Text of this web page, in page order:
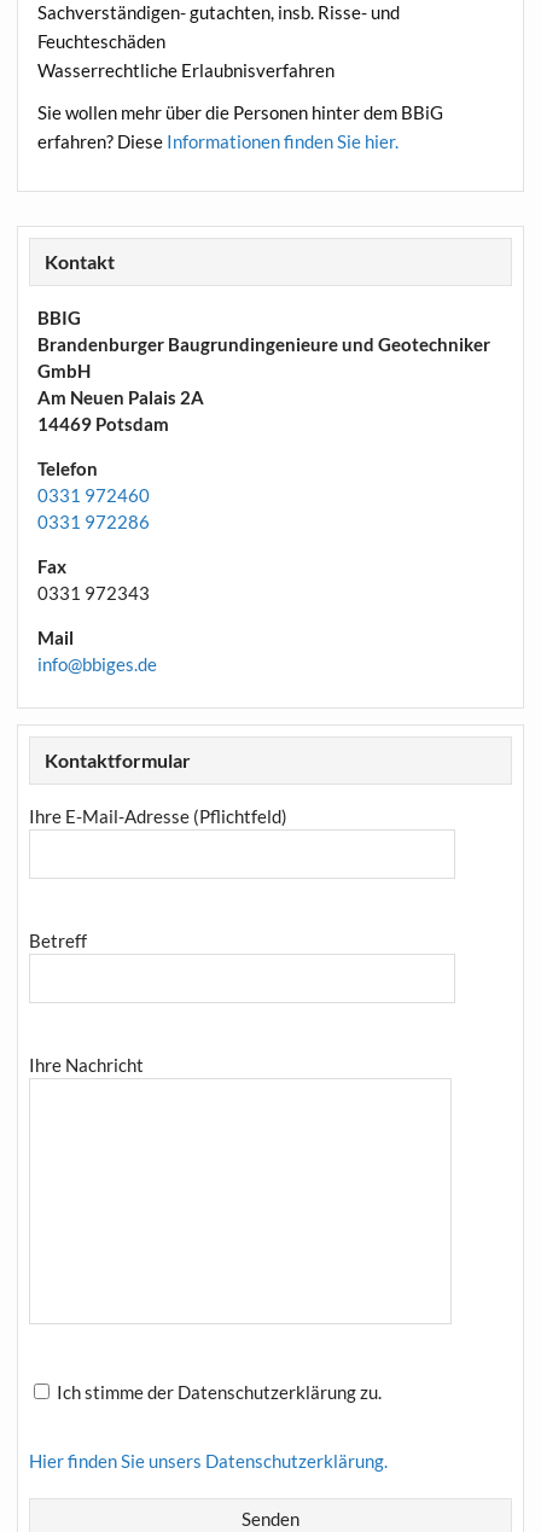
Sachverständigen- gutachten, insb. Risse- und
Feuchteschäden
Wasserrechtliche Erlaubnisverfahren
Sie wollen mehr über die Personen hinter dem BBiG
erfahren? Diese Informationen finden Sie hier.
Kontakt
BBIG
Brandenburger Baugrundingenieure und Geotechniker
GmbH
Am Neuen Palais 2A
14469 Potsdam
Telefon
0331 972460
0331 972286
Fax
0331 972343
Mail
info@bbiges.de
Kontaktformular
Ihre E-Mail-Adresse (Pflichtfeld)
Betreff
Ihre Nachricht
Ich stimme der Datenschutzerklärung zu.
Hier finden Sie unsers Datenschutzerklärung.